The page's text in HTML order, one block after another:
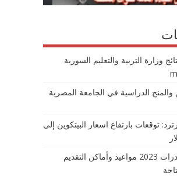
وزارة التربية والتعليم السورية
والمنح الدراسية في الجامعة المصرية
توقعات بارتفاع اسعار البيتكوين إلى
اختبارات القدرات 2023 مواعيد وأماكن التقديم